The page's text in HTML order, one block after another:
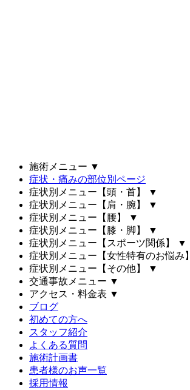
施術メニュー ▼
症状・痛みの部位別ページ
症状別メニュー【頭・首】
▼
症状別メニュー【肩・腕】
▼
症状別メニュー【腰】
▼
症状別メニュー【膝・脚】
▼
症状別メニュー【スポーツ関係】
▼
症状別メニュー【女性特有のお悩み】
症状別メニュー【その他】
▼
交通事故メニュー ▼
アクセス・料金表 ▼
ブログ
初めての方へ
スタッフ紹介
よくある質問
施術計画書
患者様のお声一覧
採用情報